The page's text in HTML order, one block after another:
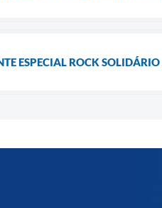
ESPECIAL ROCK